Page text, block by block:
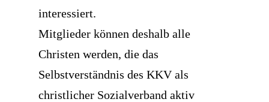
interessiert.
Mitglieder können deshalb alle
Christen werden, die das
Selbstverständnis des KKV als
christlicher Sozialverband aktiv